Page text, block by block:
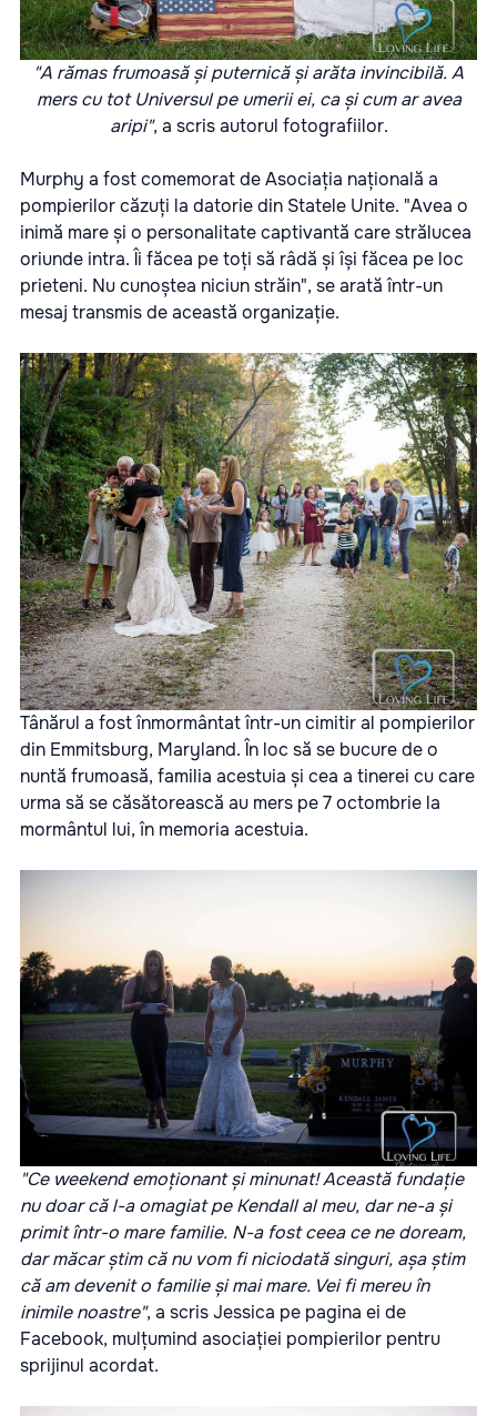
"A rămas frumoasă și puternică și arăta invincibilă. A
mers cu tot Universul pe umerii ei, ca și cum ar avea
aripi", a scris autorul fotografiilor.
Murphy a fost comemorat de Asociația națională a
pompierilor căzuți la datorie din Statele Unite. "Avea o
inimă mare și o personalitate captivantă care strălucea
oriunde intra. Îi făcea pe toți să râdă și își făcea pe loc
prieteni. Nu cunoștea niciun străin", se arată într-un
mesaj transmis de această organizație.
Tânărul a fost înmormântat într-un cimitir al pompierilor
din Emmitsburg, Maryland. În loc să se bucure de o
nuntă frumoasă, familia acestuia și cea a tinerei cu care
urma să se căsătorească au mers pe 7 octombrie la
mormântul lui, în memoria acestuia.
"Ce weekend emoționant și minunat! Această fundație
nu doar că l-a omagiat pe Kendall al meu, dar ne-a și
primit într-o mare familie. N-a fost ceea ce ne doream,
dar măcar știm că nu vom fi niciodată singuri, așa știm
că am devenit o familie și mai mare. Vei fi mereu în
inimile noastre", a scris Jessica pe pagina ei de
Facebook, mulțumind asociației pompierilor pentru
sprijinul acordat.